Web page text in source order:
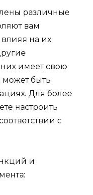
различные
вам
на их
имеет свою
быть
Для более
настроить
с
и